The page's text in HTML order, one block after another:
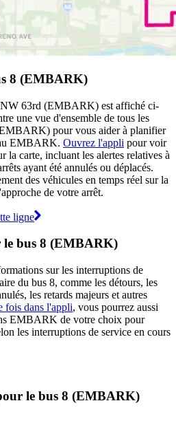
8 (EMBARK)
63rd (EMBARK) est affiché ci-
une vue d'ensemble de tous les
pour vous aider à planifier
EMBARK. Ouvrez l'appli pour voir
la carte, incluant les alertes relatives à
ayant été annulés ou déplacés.
des véhicules en temps réel sur la
de votre arrêt.
ligne
le bus 8 (EMBARK)
sur les interruptions de
du bus 8, comme les détours, les
les retards majeurs et autres
fois dans l'appli, vous pourrez aussi
EMBARK de votre choix pour
les interruptions de service en cours
le bus 8 (EMBARK)